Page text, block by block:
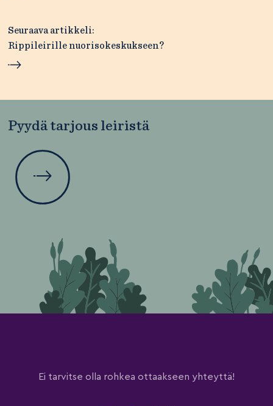
Seuraava artikkeli:
Rippileirille nuorisokeskukseen?
Pyydä tarjous leiristä
Ei tarvitse olla rohkea ottaakseen yhteyttä!